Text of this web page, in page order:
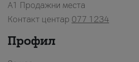
A1 Продажни места
Контакт центар 077 1234
Профил